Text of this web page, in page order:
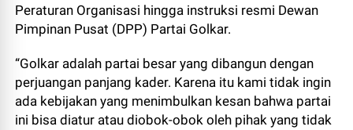
Peraturan Organisasi hingga instruksi resmi Dewan
Pimpinan Pusat (DPP) Partai Golkar.
“Golkar adalah partai besar yang dibangun dengan
perjuangan panjang kader. Karena itu kami tidak ingin
ada kebijakan yang menimbulkan kesan bahwa partai
ini bisa diatur atau diobok-obok oleh pihak yang tidak